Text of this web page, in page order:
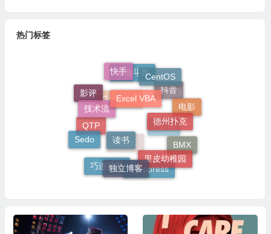
热门标签
Godaddy
紫微斗数
抖音
Excel
阿里云
QTP
影评
快手 CentOS
电影
BMX
wordpress
巧连神数
Sedo
技术流
Excel VBA
德州扑克
里皮幼稚园
独立博客